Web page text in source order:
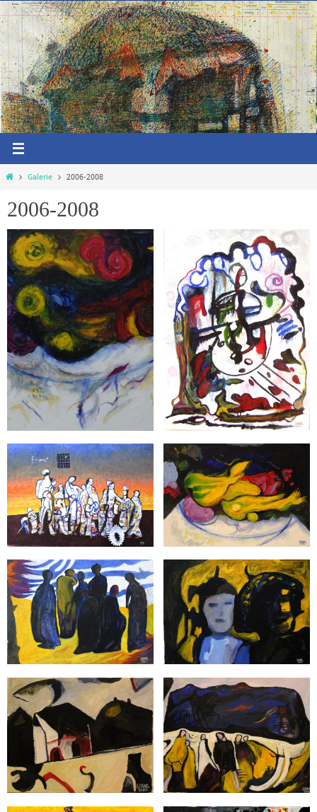
Zum
Inhalt
springen
StartGalerie 2006-2008
2006-2008